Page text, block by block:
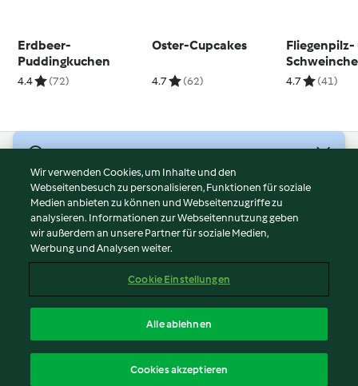
Erdbeer-
Puddingkuchen
4.4 (72)
Oster-Cupcakes
4.7 (62)
Fliegenpilz-
4.7 (41)
Nutzungsbedingungen
Datenschutzrichtlinien
Disclaimer
Impressum
Inhalt melden
Erklärung zur Barrierefreiheit
Wir verwenden Cookies, um Inhalte und den
Webseitenbesuch zu personalisieren, Funktionen für soziale
Medien anbieten zu können und Webseitenzugriffe zu
analysieren. Informationen zur Webseitennutzung geben
wir außerdem an unsere Partner für soziale Medien,
Werbung und Analysen weiter.
Cookie Einstellungen
Alle ablehnen
Cookies akzeptieren